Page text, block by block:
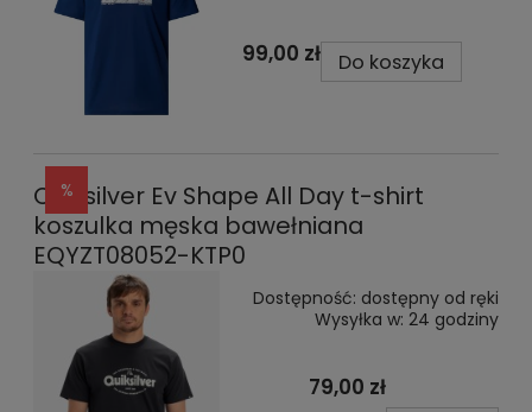
99,00 zł Do koszyka
Quiksilver Ev Shape All Day t-shirt
koszulka męska bawełniana
EQYZT08052-KTP0
Dostępność: dostępny od ręki
Wysyłka w: 24 godziny
79,00 zł